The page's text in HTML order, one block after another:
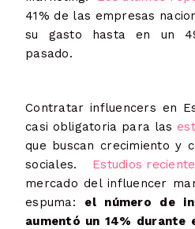
41% de las empresas
su gasto hasta en un
pasado.
Contratar influencers en
casi obligatoria para las
que buscan crecimiento y
sociales. Estudios
mercado del influencer
espuma: el número de
aumentó un 14% durante